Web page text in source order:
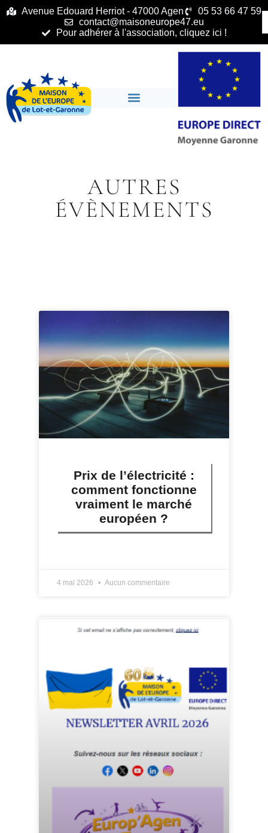
principalAvenue Edouard Herriot - 47000 Agen
05 53 66 47 59
contact@maisoneurope47.eu
Pour adhérer à l'association, cliquez ici !
AUTRES
ÉVÈNEMENTS
Prix de l’électricité :
comment fonctionne
vraiment le marché
européen ?
4 mai 2026 Aucun commentaire